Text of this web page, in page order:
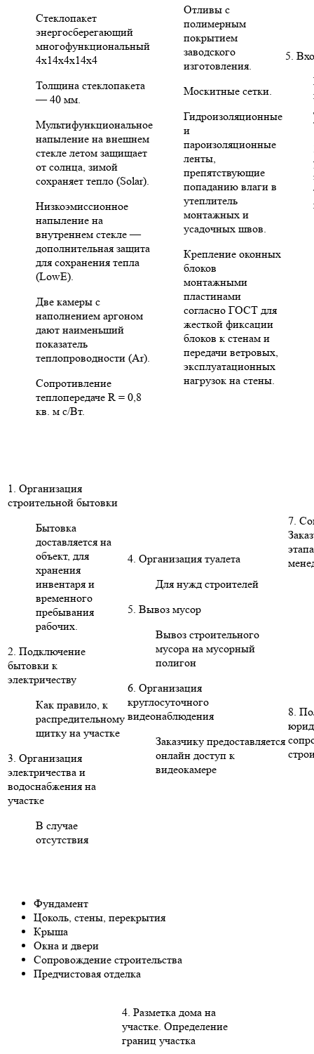
Стеклопакет
энергосберегающий
многофункциональный
4х14х4х14х4
Толщина стеклопакета
— 40 мм.
Мультифункциональное
напыление на внешнем
стекле летом защищает
от солнца, зимой
сохраняет тепло (Solar).
Низкоэмиссионное
напыление на
внутреннем стекле —
дополнительная защита
для сохранения тепла
(LowE).
Две камеры с
наполнением аргоном
дают наименьший
показатель
теплопроводности (Ar).
Сопротивление
теплопередаче R = 0,8
кв. м с/Вт.
Отливы с
полимерным
покрытием
заводского
изготовления.
Москитные сетки.
Гидроизоляционные
и
пароизоляционные
ленты,
препятствующие
попаданию влаги в
утеплитель
монтажных и
усадочных швов.
Крепление оконных
блоков
монтажными
пластинами
согласно ГОСТ для
жесткой фиксации
блоков к стенам и
передачи ветровых,
эксплуатационных
нагрузок на стены.
5.
1. Организация
строительной бытовки
Бытовка
доставляется на
объект, для
хранения
инвентаря и
временного
пребывания
рабочих.
2. Подключение
бытовки к
электричеству
Как правило, к
распредительному
щитку на участке
3. Организация
электричества и
водоснабжения на
участке
В случае
отсутствия
4. Организация туалета
Для нужд строителей
5. Вывоз мусор
Вывоз строительного
мусора на мусорный
полигон
6. Организация
круглосуточного
видеонаблюдения
Заказчику предоставляется
онлайн доступ к
видеокамере
7.
8.
Фундамент
Цоколь, стены, перекрытия
Крыша
Окна и двери
Сопровождение строительства
Предчистовая отделка
4. Разметка дома на
участке. Определение
границ участка